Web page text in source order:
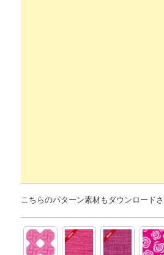
こちらのパターン素材もダウンロード